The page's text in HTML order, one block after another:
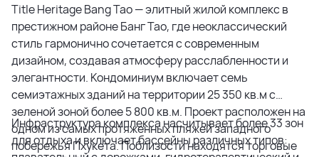
Title Heritage Bang Tao — элитный жилой комплекс в
престижном районе Банг Тао, где неоклассический
стиль гармонично сочетается с современным
дизайном, создавая атмосферу расслабленности и
элегантности. Кондоминиум включает семь
семиэтажных зданий на территории 25 350 кв.м с
зеленой зоной более 5 800 кв.м. Проект расположен на
одном из самых протяженных пляжей западного
побережья Пхукета. Поблизости находятся торговые
Инфраструктура комплекса насчитывает более 33 зон
для отдыха и включает бассейны различных типов: